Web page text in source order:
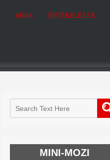
ÁRAK ÉRTÉKELÉSEK
MINI-MOZI